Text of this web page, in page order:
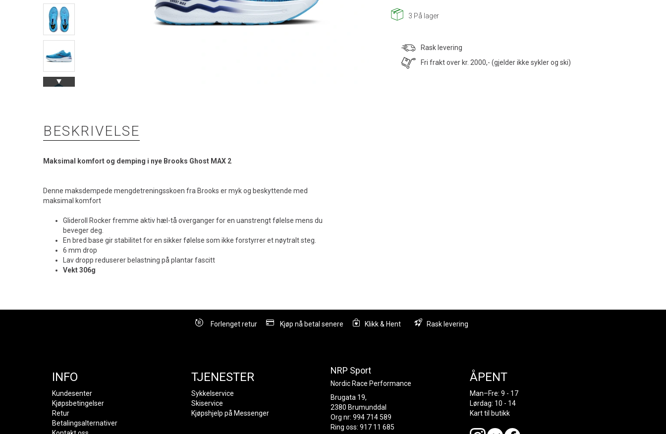
3 På lager
Rask levering
Fri frakt over kr. 2000,- (gjelder ikke sykler og ski)
BESKRIVELSE
Maksimal komfort og demping i nye Brooks Ghost MAX 2
Denne maksdempede mengdetreningsskoen fra Brooks er myk og beskyttende med
maksimal komfort
Glideroll Rocker fremme aktiv hæl-tå overganger for en uanstrengt følelse mens du
beveger deg.
En bred base gir stabilitet for en sikker følelse som ikke forstyrrer et nøytralt steg.
6 mm drop
Lav dropp reduserer belastning på plantar fascitt
Vekt 306g
Forlenget retur Kjøp nå betal senere Klikk & Hent Rask levering
INFO
Kundesenter
Kjøpsbetingelser
Retur
Betalingsalternativer
TJENESTER
Sykkelservice
Skiservice
Kjøpshjelp på Messenger
NRP Sport
Nordic Race Performance
Brugata 19,
2380 Brumunddal
Org nr: 994 714 589
Ring oss: 917 11 685
ÅPENT
Man–Fre: 9 - 17
Lørdag: 10 - 14
Kart til butikk